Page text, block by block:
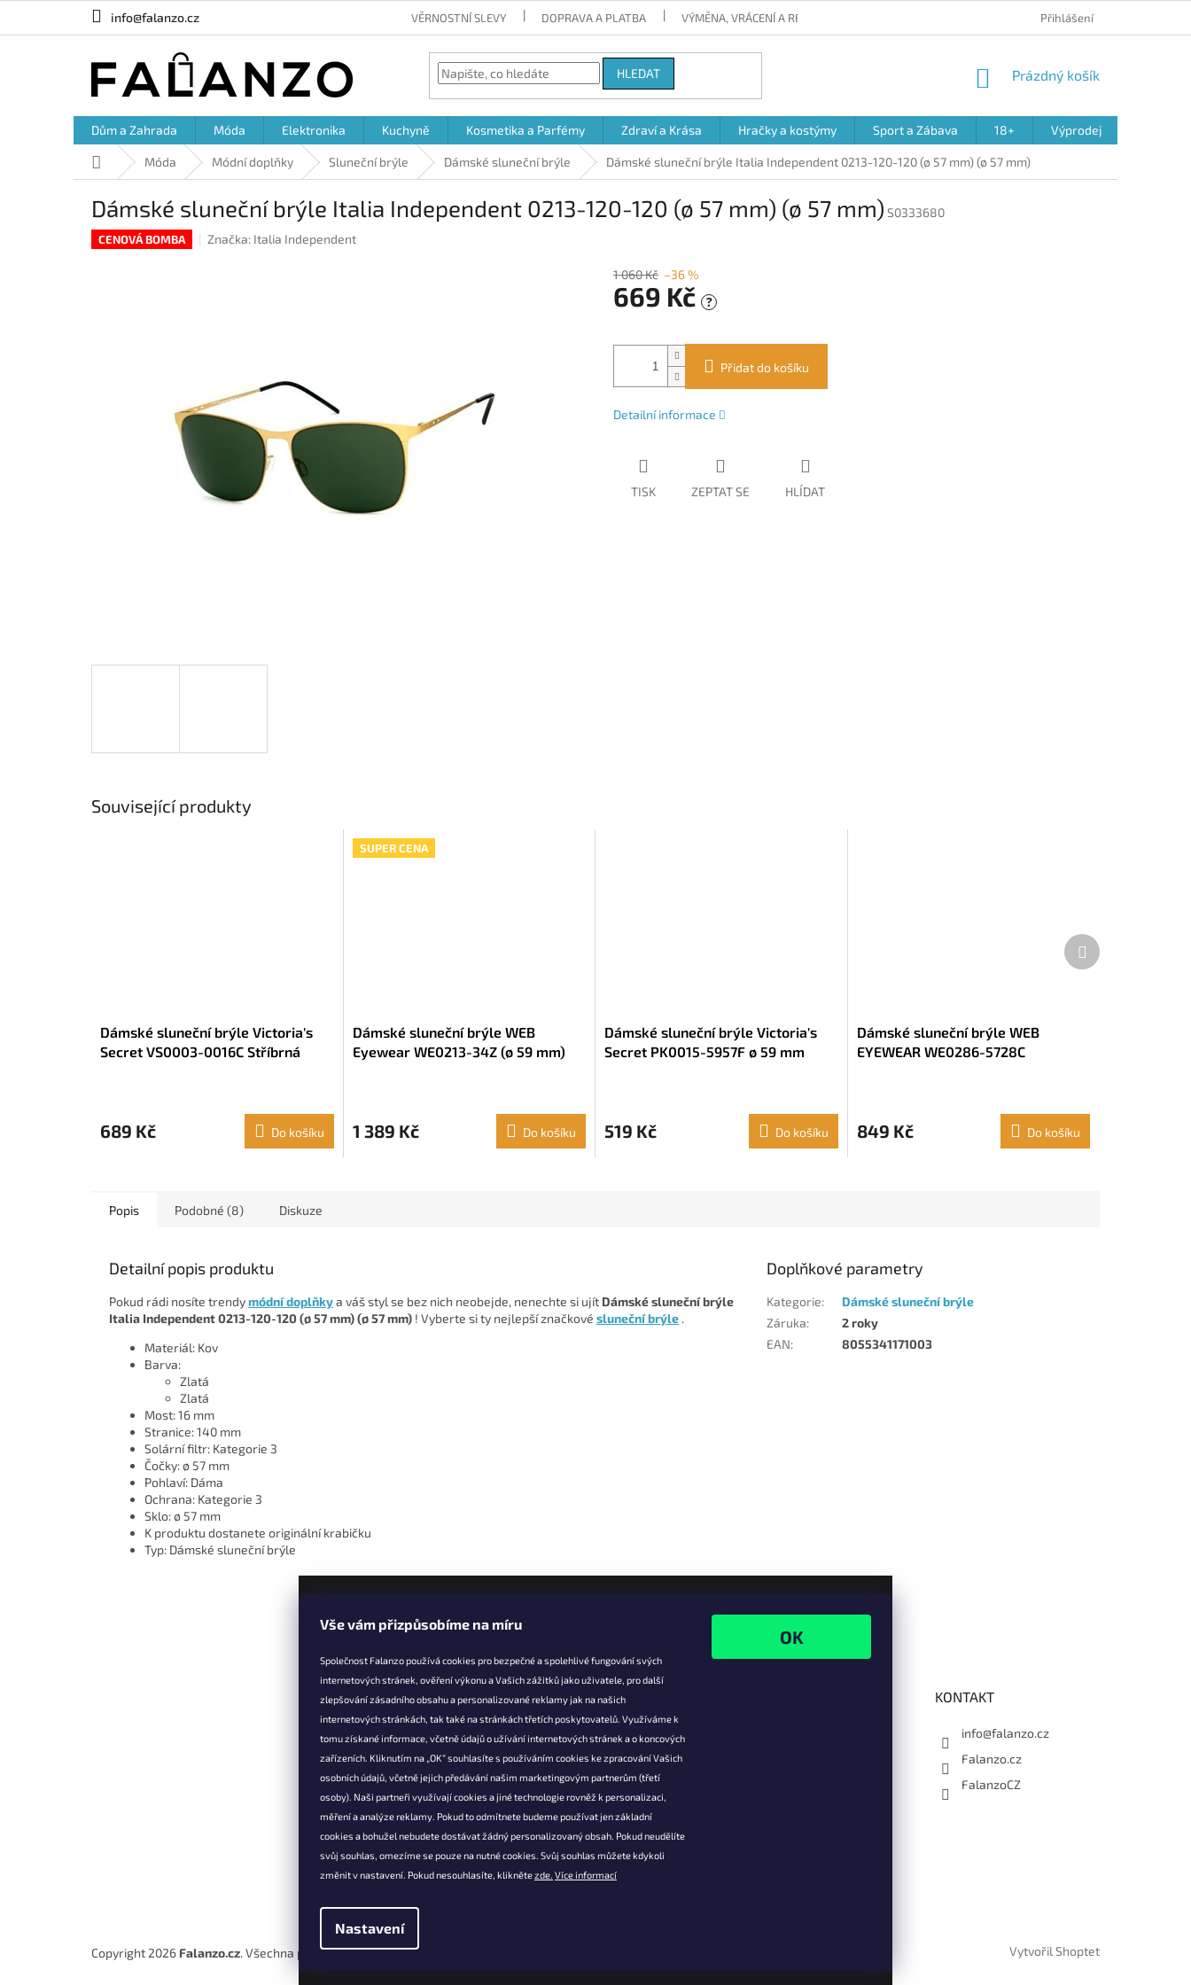
Vše vám přizpůsobíme na míru
Společnost Falanzo používá cookies pro bezpečné a spolehlivé fungování svých
internetových stránek, ověření výkonu a Vašich zážitků jako uživatele, pro další
zlepšování zásadního obsahu a personalizované reklamy jak na našich
internetových stránkách, tak také na stránkách třetích poskytovatelů. Využíváme k
tomu získané informace, včetně údajů o užívání internetových stránek a o koncových
zařízeních. Kliknutím na „OK“ souhlasíte s používáním cookies ke zpracování Vašich
osobních údajů, včetně jejich předávání našim marketingovým partnerům (třetí
osoby). Naši partneři využívají cookies a jiné technologie rovněž k personalizaci,
měření a analýze reklamy. Pokud to odmítnete budeme používat jen základní
cookies a bohužel nebudete dostávat žádný personalizovaný obsah. Pokud neudělíte
svůj souhlas, omezíme se pouze na nutné cookies. Svůj souhlas můžete kdykoli
změnit v nastavení. Pokud nesouhlasíte, kliknětezde. Více informací
Nastavení
info@falanzo.cz VĚRNOSTNÍ SLEVY DOPRAVA A PLATBA VÝMĚNA, VRÁCENÍ A REKLAMACE PRODUKTŮ OBCHODNÍ PODMÍNKYPřihlášení
HLEDAT
NÁKUPNÍ
Prázdný košík
Dům a Zahrada Móda Elektronika Kuchyně Kosmetika a Parfémy Zdraví a Krása Hračky a kostýmy Sport a Zábava 18+ Výprodej
Domů Móda Módní doplňky Sluneční brýle Dámské sluneční brýle Dámské sluneční brýle Italia Independent 0213-120-120 (ø 57 mm) (ø 57 mm)
Dámské sluneční brýle Italia Independent 0213-120-120 (ø 57 mm) (ø 57 mm) S0333680
CENOVÁ BOMBA Značka: Italia Independent
1 060 Kč –36 %
669 Kč ?
cena:
Přidat do košíku
Detailní informace
TISK ZEPTAT SE HLÍDAT
Související produkty
Dámské sluneční brýle Victoria's
Secret VS0003-0016C Stříbrná
689 Kč Do košíku
SUPER CENA
Dámské sluneční brýle WEB
Eyewear WE0213-34Z (ø 59 mm)
1 389 Kč Do košíku
Dámské sluneční brýle Victoria's
Secret PK0015-5957F ø 59 mm
519 Kč Do košíku
Dámské sluneční brýle WEB
EYEWEAR WE0286-5728C
849 Kč Do košíku
Další
produkt
Popis Podobné (8) Diskuze
Detailní popis produktu
Pokud rádi nosíte trendymódní doplňkya váš styl se bez nich neobejde, nenechte si ujít Dámské sluneční brýle
Italia Independent 0213-120-120 (ø 57 mm) (ø 57 mm) ! Vyberte si ty nejlepší značkové sluneční brýle .
Materiál: Kov
Barva:
Zlatá
Zlatá
Most: 16 mm
Stranice: 140 mm
Solární filtr: Kategorie 3
Čočky: ø 57 mm
Pohlaví: Dáma
Ochrana: Kategorie 3
Sklo: ø 57 mm
K produktu dostanete originální krabičku
Typ: Dámské sluneční brýle
Doplňkové parametry
Kategorie:
Dámské sluneční brýle
Záruka:
2 roky
EAN: 8055341171003
Informace pro vás
Věrnostní slevy
Doprava a platba
Výměna, vrácení a
reklamace produktů
Obchodní podmínky
Podmínky ochrany osobních
údajů
Kontakt
Facebook KONTAKT
info@falanzo.cz
Falanzo.cz
FalanzoCZ
Vytvořil Shoptet
Copyright 2026 Falanzo.cz. Všechna práva vyhrazena.